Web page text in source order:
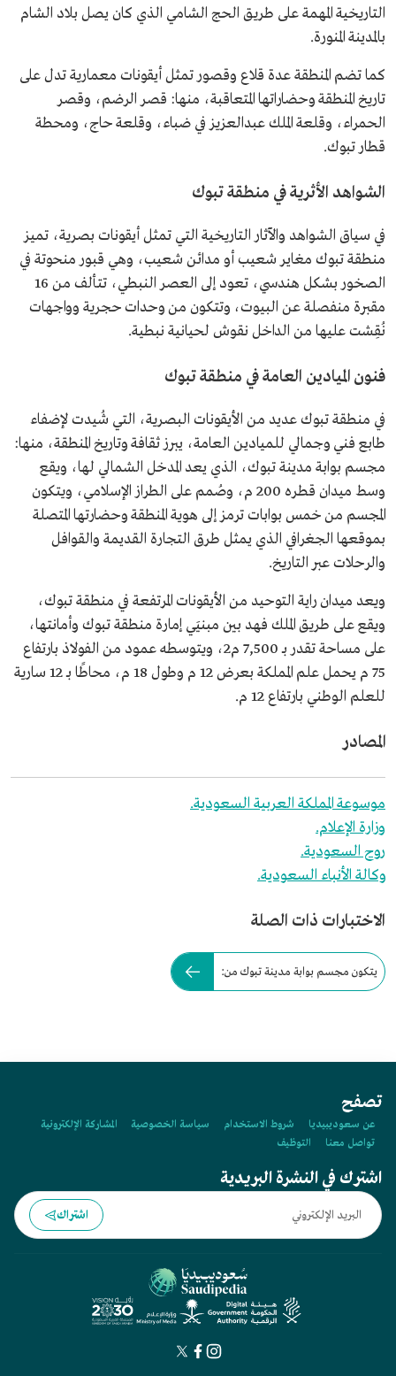
التاريخية المهمة على طريق الحج الشامي الذي كان يصل بلاد الشام
بالمدينة المنورة.
كما تضم المنطقة عدة قلاع وقصور تمثل أيقونات معمارية تدل على
تاريخ المنطقة وحضاراتها المتعاقبة، منها: قصر الرضم، وقصر
الحمراء، وقلعة الملك عبدالعزيز في ضباء، وقلعة حاج، ومحطة
قطار تبوك.
الشواهد الأثرية في منطقة تبوك
في سياق الشواهد والآثار التاريخية التي تمثل أيقونات بصرية، تميز
منطقة تبوك مغاير شعيب أو مدائن شعيب، وهي قبور منحوتة في
الصخور بشكل هندسي، تعود إلى العصر النبطي، تتألف من 16
مقبرة منفصلة عن البيوت، وتتكون من وحدات حجرية وواجهات
نُقِشت عليها من الداخل نقوش لحيانية نبطية.
فنون الميادين العامة في منطقة تبوك
في منطقة تبوك عديد من الأيقونات البصرية، التي شُيدت لإضفاء
طابع فني وجمالي للميادين العامة، يبرز ثقافة وتاريخ المنطقة، منها:
مجسم بوابة مدينة تبوك، الذي يعد المدخل الشمالي لها، ويقع
وسط ميدان قطره 200 م، وصُمم على الطراز الإسلامي، ويتكون
المجسم من خمس بوابات ترمز إلى هوية المنطقة وحضارتها المتصلة
بموقعها الجغرافي الذي يمثل طرق التجارة القديمة والقوافل
والرحلات عبر التاريخ.
ويعد ميدان راية التوحيد من الأيقونات المرتفعة في منطقة تبوك،
ويقع على طريق الملك فهد بين مبنيَي إمارة منطقة تبوك وأمانتها،
على مساحة تقدر بـ 7,500 م2، ويتوسطه عمود من الفولاذ بارتفاع
75 م يحمل علم المملكة بعرض 12 م وطول 18 م، محاطًا بـ 12 سارية
للعلم الوطني بارتفاع 12 م.
المصادر
موسوعة المملكة العربية السعودية.
وزارة الإعلام.
روح السعودية.
وكالة الأنباء السعودية.
الاختبارات ذات الصلة
يتكون مجسم بوابة مدينة تبوك من:
تصفح
عن سعوديبيديا شروط الاستخدام سياسة الخصوصية
المشاركة الإلكترونية
تواصل معنا
التوظيف
اشترك في النشرة البريدية
اشتراك